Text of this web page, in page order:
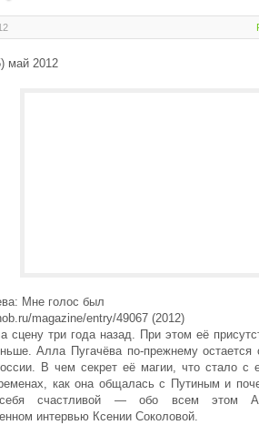
май 2012
Мне голос был
magazine/entry/49067 (2012)
сцену три года назад. При этом её
Алла Пугачёва по-прежнему остается
В чем секрет её магии, что стало с
как она общалась с Путиным и
себя счастливой — обо всем этом
интервью Ксении Соколовой.